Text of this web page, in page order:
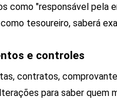
como "responsável pela
tesoureiro, saberá
e controles
contratos,
para saber quem